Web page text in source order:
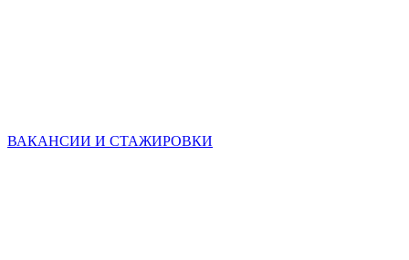
ВАКАНСИИ И СТАЖИРОВКИ